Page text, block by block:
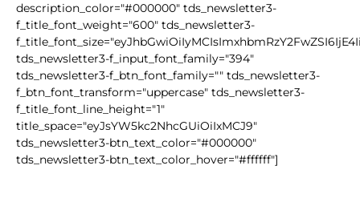
description_color="#000000" tds_newsletter3-
f_title_font_weight="600" tds_newsletter3-
tds_newsletter3-f_input_font_family="394"
tds_newsletter3-f_btn_font_family="" tds_newsletter3-
f_btn_font_transform="uppercase" tds_newsletter3-
f_title_font_line_height="1"
title_space="eyJsYW5kc2NhcGUiOiIxMCJ9"
tds_newsletter3-btn_text_color="#000000"
tds_newsletter3-btn_text_color_hover="#ffffff"]